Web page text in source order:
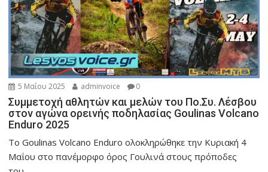
5 Μαΐου 2025 adminvoice 0
Συμμετοχή αθλητών και μελών του Πο.Συ. Λέσβου
στον αγώνα ορεινής ποδηλασίας Goulinas Volcano
Enduro 2025
Το Goulinas Volcano Enduro ολοκληρώθηκε την Κυριακή 4
Μαΐου στο πανέμορφο όρος Γουλινά στους πρόποδες